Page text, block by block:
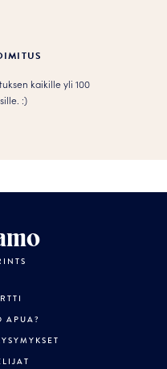
kaikille yli 100
:­­)
APUA?